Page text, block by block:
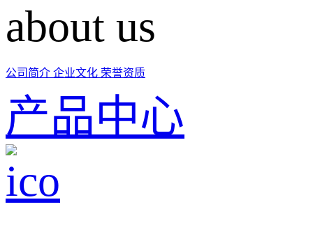
about us
公司简介 企业文化 荣誉资质
产品中心